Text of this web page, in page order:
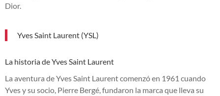
Dior.
Yves Saint Laurent (YSL)
La historia de Yves Saint Laurent
La aventura de Yves Saint Laurent comenzó en 1961 cuando
Yves y su socio, Pierre Bergé, fundaron la marca que lleva su